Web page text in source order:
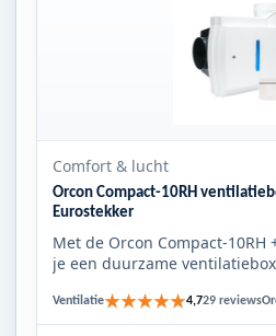
Comfort & lucht
Orcon Compact-10RH
Eurostekker
Met de Orcon Compact-10RH
je een duurzame
Ventilatie★★★★★4,729 reviews